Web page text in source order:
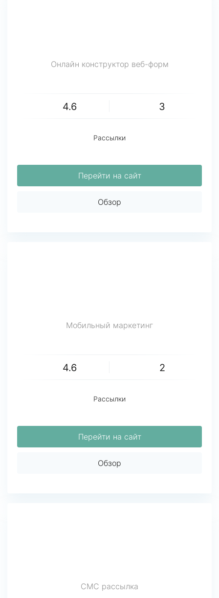
Онлайн конструктор веб-форм
4.6 3
Рассылки
Перейти на сайт
Обзор
Мобильный маркетинг
4.6 2
Рассылки
Перейти на сайт
Обзор
СМС рассылка